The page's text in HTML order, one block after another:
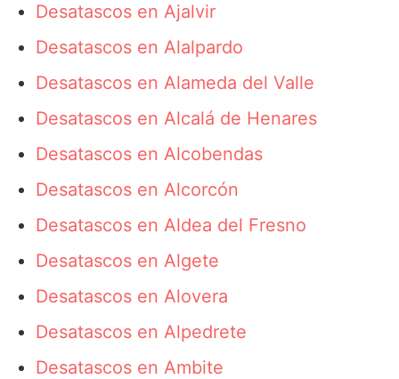
Desatascos en Ajalvir
Desatascos en Alalpardo
Desatascos en Alameda del Valle
Desatascos en Alcalá de Henares
Desatascos en Alcobendas
Desatascos en Alcorcón
Desatascos en Aldea del Fresno
Desatascos en Algete
Desatascos en Alovera
Desatascos en Alpedrete
Desatascos en Ambite